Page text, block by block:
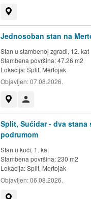
Jednosoban stan na
Stan u stambenoj zgradi, 12. kat
Stambena površina: 47.26 m2
Lokacija:Split, Mertojak
Objavljen:07.08.2026.
Split, Sućidar - dva stana
podrumom
Stan u kući, 1. kat
Stambena površina: 230 m2
Lokacija:Split, Mertojak
Objavljen:06.08.2026.